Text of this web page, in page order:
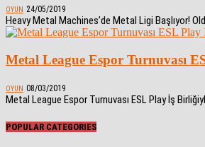
OYUN 24/05/2019
Heavy Metal Machines’de Metal Ligi Başlıyor!
Metal League Espor Turnuvası
OYUN 08/03/2019
Metal League Espor Turnuvası ESL Play İş
POPULAR CATEGORIES